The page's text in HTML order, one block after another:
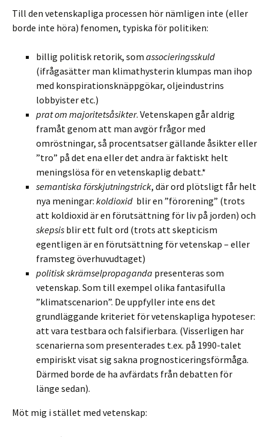
Till den vetenskapliga processen hör nämligen inte (eller
borde inte höra) fenomen, typiska för politiken:
billig politisk retorik, som associeringsskuld
(ifrågasätter man klimathysterin klumpas man ihop
med konspirationsknäppgökar, oljeindustrins
lobbyister etc.)
prat om majoritetsåsikter. Vetenskapen går aldrig
framåt genom att man avgör frågor med
omröstningar, så procentsatser gällande åsikter eller
”tro” på det ena eller det andra är faktiskt helt
meningslösa för en vetenskaplig debatt.*
semantiska förskjutningstrick, där ord plötsligt får helt
nya meningar: koldioxid blir en ”förorening” (trots
att koldioxid är en förutsättning för liv på jorden) och
skepsis blir ett fult ord (trots att skepticism
egentligen är en förutsättning för vetenskap – eller
framsteg överhuvudtaget)
politisk skrämselpropaganda presenteras som
vetenskap. Som till exempel olika fantasifulla
”klimatscenarion”. De uppfyller inte ens det
grundläggande kriteriet för vetenskapliga hypoteser:
att vara testbara och falsifierbara. (Visserligen har
scenarierna som presenterades t.ex. på 1990-talet
empiriskt visat sig sakna prognosticeringsförmåga.
Därmed borde de ha avfärdats från debatten för
länge sedan).
Möt mig i stället med vetenskap: